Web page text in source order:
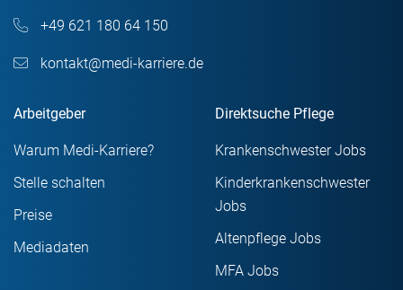
+49 621 180 64 150
kontakt@medi-karriere.de
Arbeitgeber
Warum Medi-Karriere?
Stelle schalten
Preise
Mediadaten
Direktsuche Pflege
Krankenschwester Jobs
Kinderkrankenschwester
Jobs
Altenpflege Jobs
MFA Jobs